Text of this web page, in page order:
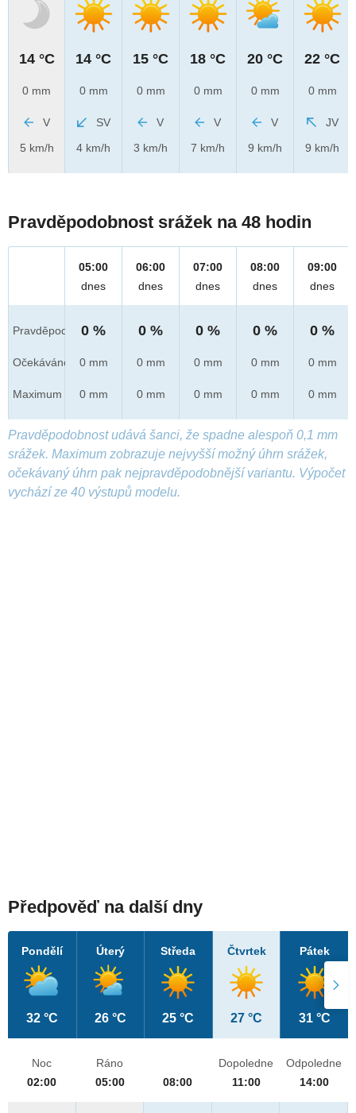
14 °C
0 mm
V
5 km/h
14 °C
0 mm
SV
4 km/h
15 °C
0 mm
V
3 km/h
18 °C
0 mm
V
7 km/h
20 °C
0 mm
V
9 km/h
22 °C
0 mm
JV
9 km/h
Pravděpodobnost srážek na 48 hodin
Pravděpod.
Očekáváno
Maximum
05:00
dnes
0 %
0 mm
0 mm
06:00
dnes
0 %
0 mm
0 mm
07:00
dnes
0 %
0 mm
0 mm
08:00
dnes
0 %
0 mm
0 mm
09:00
dnes
0 %
0 mm
0 mm
Pravděpodobnost udává šanci, že spadne alespoň 0,1 mm
srážek. Maximum zobrazuje nejvyšší možný úhrn srážek,
očekávaný úhrn pak nejpravděpodobnější variantu. Výpočet
vychází ze 40 výstupů modelu.
Předpověď na další dny
Pondělí
32 °C
Úterý
26 °C
Středa
25 °C
Čtvrtek
27 °C
Pátek
31 °C
Noc
02:00
Ráno
05:00
08:00
Dopoledne
11:00
Odpoledne
14:00